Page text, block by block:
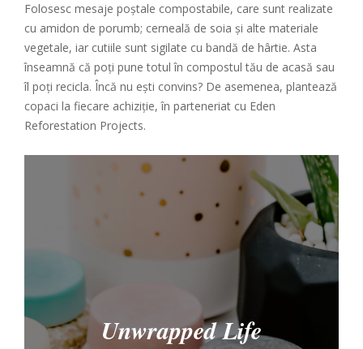
Folosesc mesaje poștale compostabile, care sunt realizate
cu amidon de porumb; cerneală de soia și alte materiale
vegetale, iar cutiile sunt sigilate cu bandă de hârtie. Asta
înseamnă că poți pune totul în compostul tău de acasă sau
îl poți recicla. Încă nu ești convins? De asemenea, plantează
copaci la fiecare achiziție, în parteneriat cu Eden
Reforestation Projects.
Unwrapped Life